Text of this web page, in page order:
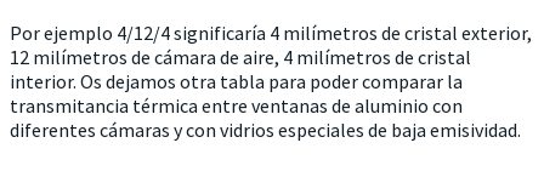
Por ejemplo 4/12/4 significaría 4 milímetros de cristal exterior,
12 milímetros de cámara de aire, 4 milímetros de cristal
interior. Os dejamos otra tabla para poder comparar la
transmitancia térmica entre ventanas de aluminio con
diferentes cámaras y con vidrios especiales de baja emisividad.